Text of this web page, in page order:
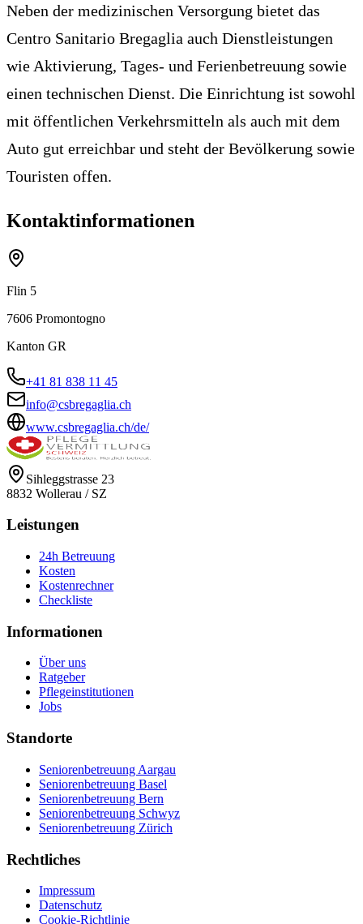
Neben der medizinischen Versorgung bietet das
Centro Sanitario Bregaglia auch Dienstleistungen
wie Aktivierung, Tages- und Ferienbetreuung sowie
einen technischen Dienst. Die Einrichtung ist sowohl
mit öffentlichen Verkehrsmitteln als auch mit dem
Auto gut erreichbar und steht der Bevölkerung sowie
Touristen offen.
Kontaktinformationen
Flin 5
7606 Promontogno
Kanton GR
+41 81 838 11 45
info@csbregaglia.ch
www.csbregaglia.ch/de/
Sihleggstrasse 23
8832 Wollerau / SZ
Leistungen
24h Betreuung
Kosten
Kostenrechner
Checkliste
Informationen
Über uns
Ratgeber
Pflegeinstitutionen
Jobs
Standorte
Seniorenbetreuung Aargau
Seniorenbetreuung Basel
Seniorenbetreuung Bern
Seniorenbetreuung Schwyz
Seniorenbetreuung Zürich
Rechtliches
Impressum
Datenschutz
Cookie-Richtlinie